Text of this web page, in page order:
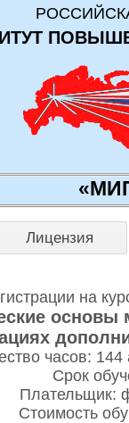
Лицензия
на
часов:
Срок
Плательщик:
Стоимость